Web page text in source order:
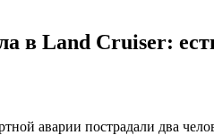
в Land Cruiser:
аварии пострадали два